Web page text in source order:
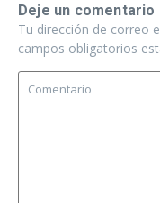
Deje un comentario
Tu dirección de correo
campos obligatorios